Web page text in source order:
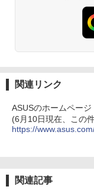
関連リンク
ASUSのホームページ
(6月10日現在、この
https://
関連記事